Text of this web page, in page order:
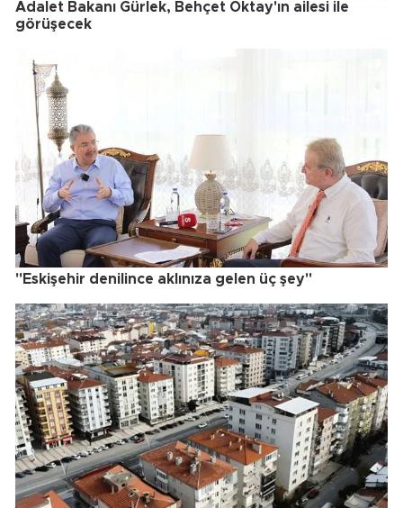
Adalet Bakanı Gürlek, Behçet Oktay'ın ailesi ile
görüşecek
"Eskişehir denilince aklınıza gelen üç şey"